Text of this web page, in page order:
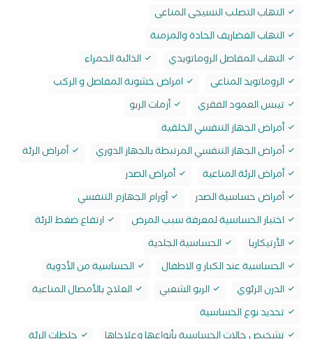
التهاب التصلب النسيجى المناعى
التهاب الغضاريف الحادة والمزمنة
التهاب المفاصل الروماتويدي
الذائبة الحمراء
الروماتويد المناعى
امراض خشونة المفاصل و الركب
تيبس العمود الفقري
أزمات الربو
أمراض الجهاز التنفسي الخلقية
أمراض الجهاز التنفسي المرتبطة بالجهاز الدوري
أمراض الرئة
أمراض الرئة المناعية
أمراض الصدر
أمراض حساسية الصدر
أورام الجهازم التنفسي
اختبار الحساسية لمعرفة سبب المرض
ارتفاع ضغط الرئة
الأرتيكاريا
الحساسية الجلدية
الحساسية عند الكبار و الاطفال
الحساسية من الأدوية
الدرن الرئوي
الربو الشعبي
العلاج بالأمصال المناعية
تحديد نوع الحساسية